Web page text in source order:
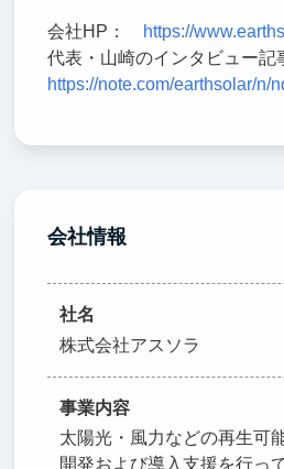
会社HP：
https://
代表・山崎のインタビュー
https://note.com/earthsolar/n/
会社情報
社名
株式会社アスソラ
事業内容
太陽光・風力などの再生可
開発および導入支援を行っ